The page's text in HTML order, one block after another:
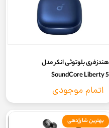
هندزفری بلوتوثی انکر مدل
SoundCore Liberty 5
اتمام موجودی
بهترین شارژدهی